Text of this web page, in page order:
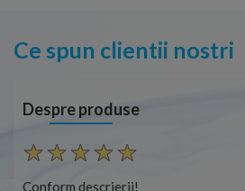
Ce spun clientii nostri
Despre produse
Conform descrierii!